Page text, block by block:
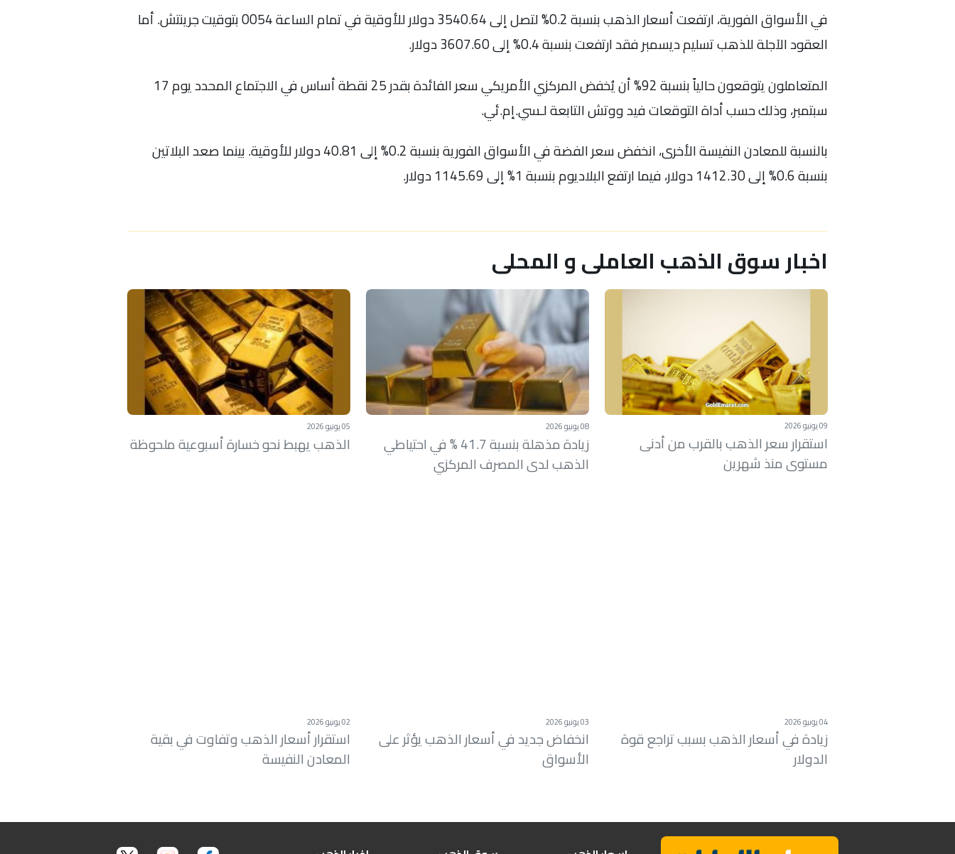
في الأسواق الفورية، ارتفعت أسعار الذهب بنسبة 0.2% لتصل إلى 3540.64 دولار للأوقية في تمام الساعة 0054 بتوقيت جرينتش. أما
العقود الآجلة للذهب تسليم ديسمبر فقد ارتفعت بنسبة 0.4% إلى 3607.60 دولار.
المتعاملون يتوقعون حالياً بنسبة 92% أن يُخفض المركزي الأمريكي سعر الفائدة بقدر 25 نقطة أساس في الاجتماع المحدد يوم 17
سبتمبر، وذلك حسب أداة التوقعات فيد ووتش التابعة لـسي.إم.ئي.
بالنسبة للمعادن النفيسة الأخرى، انخفض سعر الفضة في الأسواق الفورية بنسبة 0.2% إلى 40.81 دولار للأوقية. بينما صعد البلاتين
بنسبة 0.6% إلى 1412.30 دولار، فيما ارتفع البلاديوم بنسبة 1% إلى 1145.69 دولار.
اخبار سوق الذهب العاملى و المحلى
09 يونيو 2026
استقرار سعر الذهب بالقرب من أدنى
مستوى منذ شهرين
08 يونيو 2026
زيادة مذهلة بنسبة 41.7 % في احتياطي
الذهب لدى المصرف المركزي
05 يونيو 2026
الذهب يهبط نحو خسارة أسبوعية ملحوظة
04 يونيو 2026
زيادة في أسعار الذهب بسبب تراجع قوة
الدولار
03 يونيو 2026
انخفاض جديد في أسعار الذهب يؤثر على
الأسواق
02 يونيو 2026
استقرار أسعار الذهب وتفاوت في بقية
المعادن النفيسة